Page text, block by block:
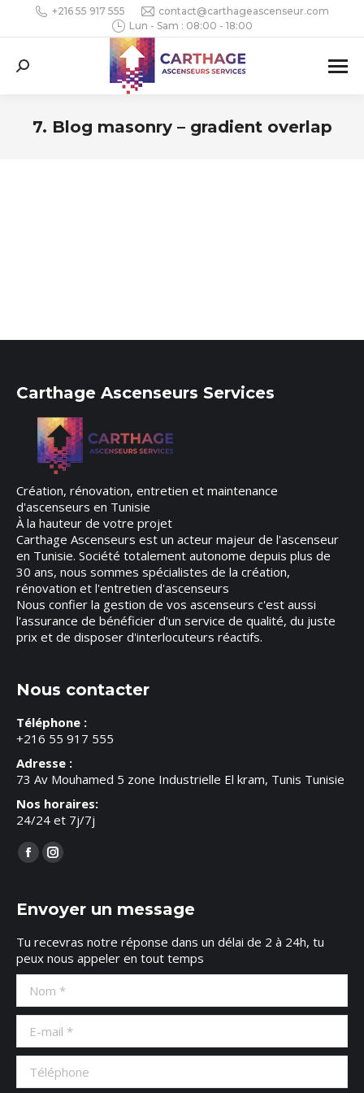
+216 55 917 555
contact@carthageascenseur.com
Lun - Sam : 08:00 - 18:00
Search:
7. Blog masonry – gradient overlap
Carthage Ascenseurs Services
Création, rénovation, entretien et maintenance
d'ascenseurs en Tunisie
À la hauteur de votre projet
Carthage Ascenseurs est un acteur majeur de l'ascenseur
en Tunisie. Société totalement autonome depuis plus de
30 ans, nous sommes spécialistes de la création,
rénovation et l'entretien d'ascenseurs
Nous confier la gestion de vos ascenseurs c'est aussi
l'assurance de bénéficier d'un service de qualité, du juste
prix et de disposer d'interlocuteurs réactifs.
Nous contacter
Téléphone :
+216 55 917 555
Adresse :
73 Av Mouhamed 5 zone Industrielle El kram, Tunis Tunisie
Nos horaires:
24/24 et 7j/7j
Trouvez nous sur :
Facebook
opens
new
window
Instagram
opens
new
window
Envoyer un message
Tu recevras notre réponse dans un délai de 2 à 24h, tu
peux nous appeler en tout temps
Téléphone